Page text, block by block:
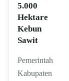
5.000
Hektare
Kebun
Sawit
Pemerintah
Kabupaten